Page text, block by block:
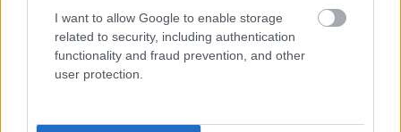
I want to allow Google to enable storage
related to security, including authentication
functionality and fraud prevention, and other
user protection.
HÍRLEVÉL